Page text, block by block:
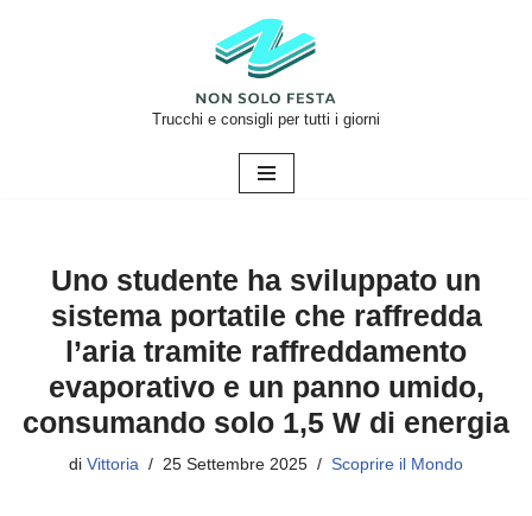
Trucchi e consigli per tutti i giorni
Uno studente ha sviluppato un
sistema portatile che raffredda
l’aria tramite raffreddamento
evaporativo e un panno umido,
consumando solo 1,5 W di energia
di Vittoria 25 Settembre 2025 Scoprire il Mondo